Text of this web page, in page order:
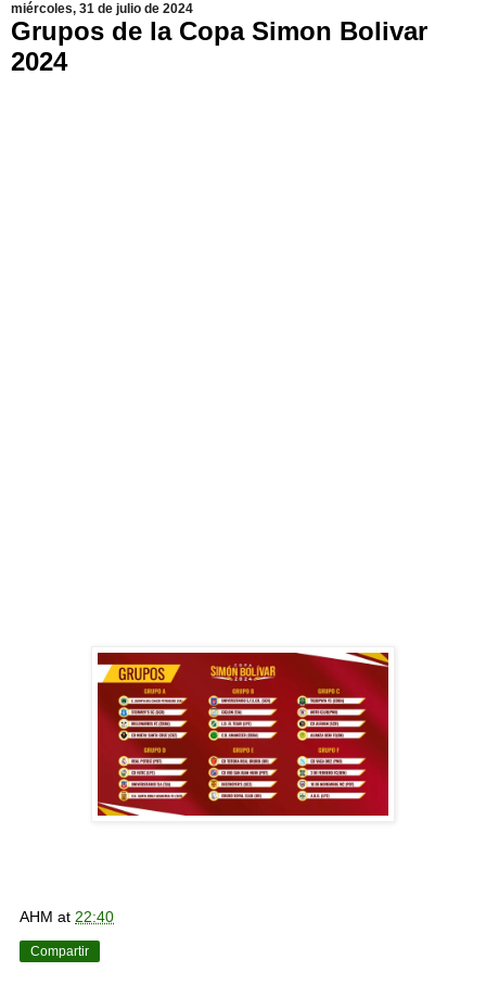
miércoles, 31 de julio de 2024
Grupos de la Copa Simon Bolivar
2024
AHM at 22:40
Compartir